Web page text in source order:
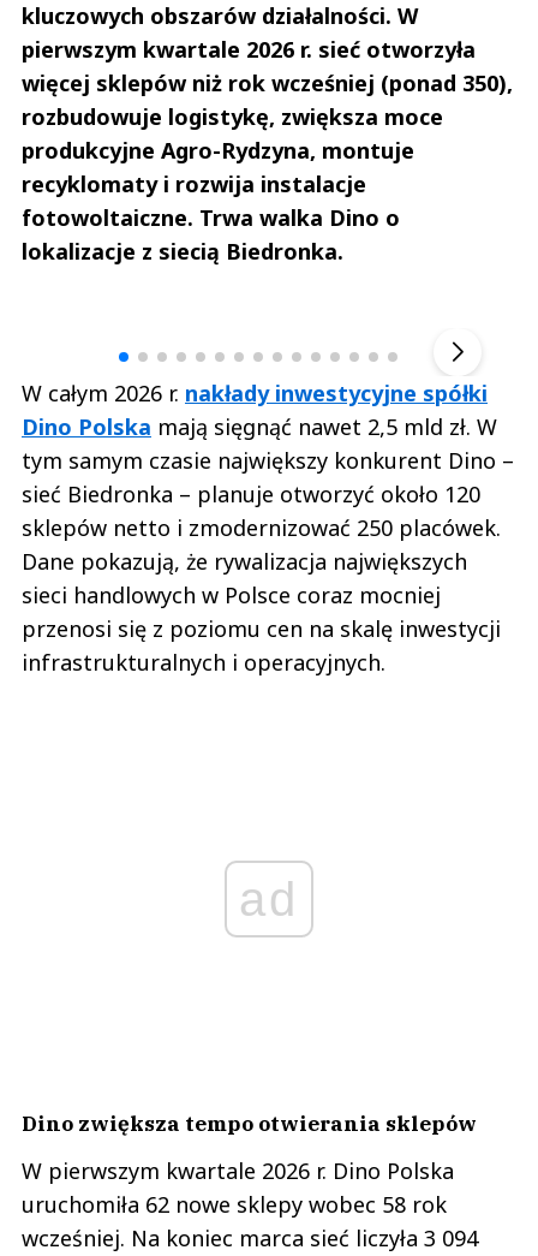
kluczowych obszarów działalności. W
pierwszym kwartale 2026 r. sieć otworzyła
więcej sklepów niż rok wcześniej (ponad 350),
rozbudowuje logistykę, zwiększa moce
produkcyjne Agro-Rydzyna, montuje
recyklomaty i rozwija instalacje
fotowoltaiczne. Trwa walka Dino o
lokalizacje z siecią Biedronka.
W całym 2026 r. nakłady inwestycyjne spółki
Dino Polska mają sięgnąć nawet 2,5 mld zł. W
tym samym czasie największy konkurent Dino –
sieć Biedronka – planuje otworzyć około 120
sklepów netto i zmodernizować 250 placówek.
Dane pokazują, że rywalizacja największych
sieci handlowych w Polsce coraz mocniej
przenosi się z poziomu cen na skalę inwestycji
infrastrukturalnych i operacyjnych.
ad
Dino zwiększa tempo otwierania sklepów
W pierwszym kwartale 2026 r. Dino Polska
uruchomiła 62 nowe sklepy wobec 58 rok
wcześniej. Na koniec marca sieć liczyła 3 094